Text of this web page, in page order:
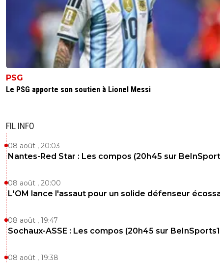
PSG
Le PSG apporte son soutien à Lionel Messi
FIL INFO
08 août , 20:03
Nantes-Red Star : Les compos (20h45 sur
08 août , 20:00
L'OM lance l'assaut pour un solide défenseur
08 août , 19:47
Sochaux-ASSE : Les compos (20h45 sur
08 août , 19:38